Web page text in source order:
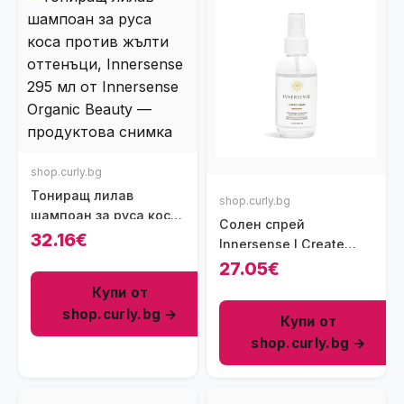
shop.curly.bg
Тониращ лилав
шампоан за руса коса
против жълти
295 мл
32.16€
Купи от
shop.curly.bg →
shop.curly.bg
Солен спрей
Innersense I Create
Waves, 118 мл
27.05€
Купи от
shop.curly.bg →